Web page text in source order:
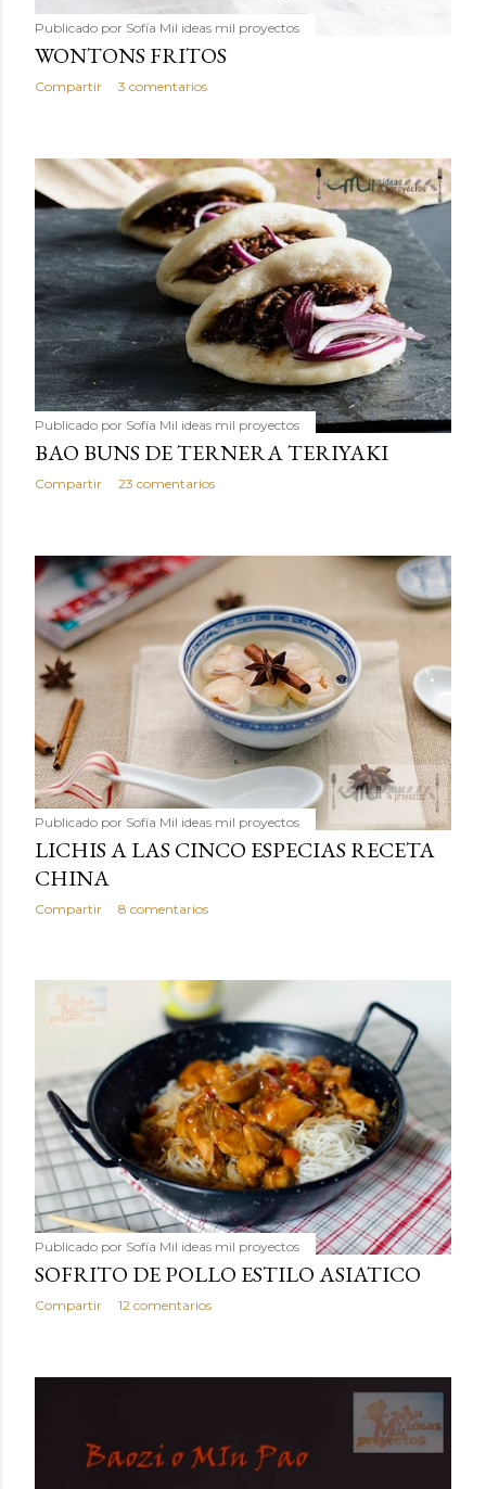
Publicado por Sofía Mil ideas mil proyectos
WONTONS FRITOS
Compartir 3 comentarios
Publicado por Sofía Mil ideas mil proyectos
BAO BUNS DE TERNERA TERIYAKI
Compartir 23 comentarios
Publicado por Sofía Mil ideas mil proyectos
LICHIS A LAS CINCO ESPECIAS RECETA
CHINA
Compartir 8 comentarios
Publicado por Sofía Mil ideas mil proyectos
SOFRITO DE POLLO ESTILO ASIATICO
Compartir 12 comentarios